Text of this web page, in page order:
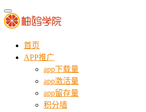
首页
APP推广
app下载量
app激活量
app留存量
积分墙